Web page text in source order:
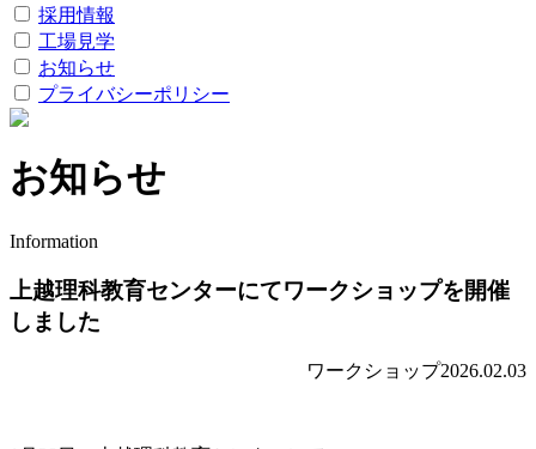
採用情報
工場見学
お知らせ
プライバシーポリシー
お知らせ
Information
上越理科教育センターにてワークショップを開催
しました
ワークショップ2026.02.03